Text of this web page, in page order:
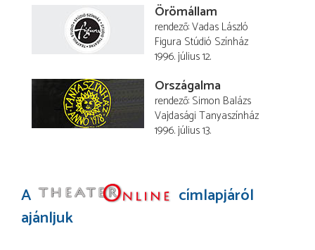
Örömállam
rendező Vadas László
Figura Stúdió Színház
1996. július 12.
Országalma
rendező Simon Balázs
Vajdasági Tanyaszínház
1996. július 13.
A
címlapjáról
ajánljuk